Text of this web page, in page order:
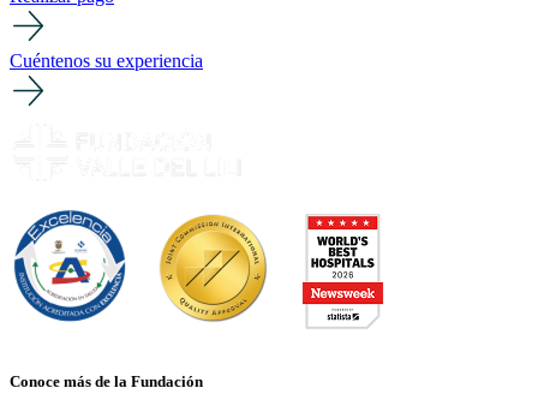
Cuéntenos su experiencia
Conoce más de la Fundación